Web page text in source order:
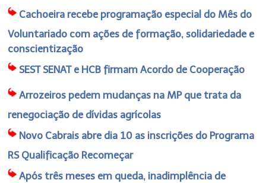
Cachoeira recebe programação especial do Mês do
Voluntariado com ações de formação, solidariedade e
conscientização
SEST SENAT e HCB firmam Acordo de Cooperação
Arrozeiros pedem mudanças na MP que trata da
renegociação de dívidas agrícolas
Novo Cabrais abre dia 10 as inscrições do Programa
RS Qualificação Recomeçar
Após três meses em queda, inadimplência de